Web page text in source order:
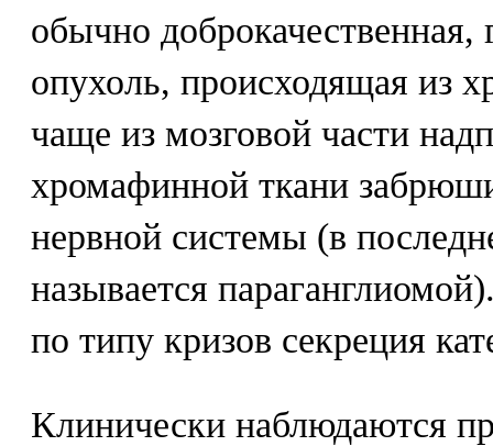
обычно доброкачественная,
опухоль, происходящая из
чаще из мозговой части
хромафинной ткани
нервной системы (в
называется
по типу кризов секреция
Клинически наблюдаются